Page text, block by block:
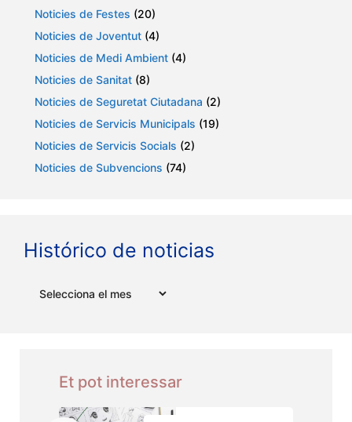
Noticies de Festes (20)
Noticies de Joventut (4)
Noticies de Medi Ambient (4)
Noticies de Sanitat (8)
Noticies de Seguretat Ciutadana (2)
Noticies de Servicis Municipals (19)
Noticies de Servicis Socials (2)
Noticies de Subvencions (74)
Histórico de noticias
Et pot interessar